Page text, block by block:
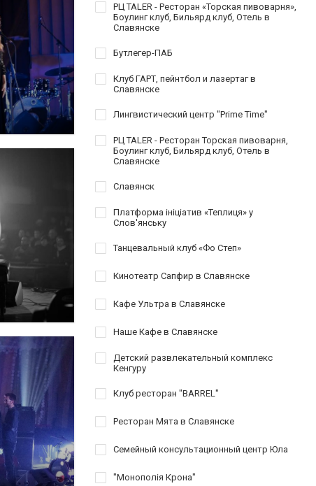
РЦ TALER - Ресторан «Торская пивоварня»,
Боулинг клуб, Бильярд клуб, Отель в
Славянске
Бутлегер-ПАБ
Клуб ГАРТ, пейнтбол и лазертаг в
Славянске
Лингвистический центр "Prime Time"
РЦ TALER - Ресторан Торская пивоварня,
Боулинг клуб, Бильярд клуб, Отель в
Славянске
Славянск
Платформа ініціатив «Теплиця» у
Слов'янську
Танцевальный клуб «Фо Степ»
Кинотеатр Сапфир в Славянске
Кафе Ультра в Славянске
Наше Кафе в Славянске
Детский развлекательный комплекс
Кенгуру
Клуб ресторан "BARREL"
Ресторан Мята в Славянске
Семейный консультационный центр Юла
"Монополія Крона"